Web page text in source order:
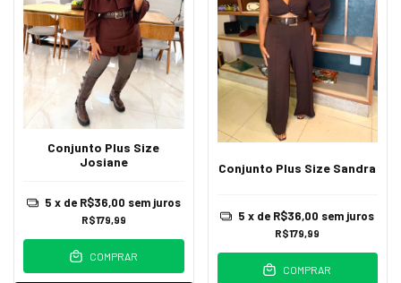
Conjunto Plus Size
Josiane
R$179,99
5 x de R$36,00 sem juros
COMPRAR
Conjunto Plus Size Sandra
R$179,99
5 x de R$36,00 sem juros
COMPRAR